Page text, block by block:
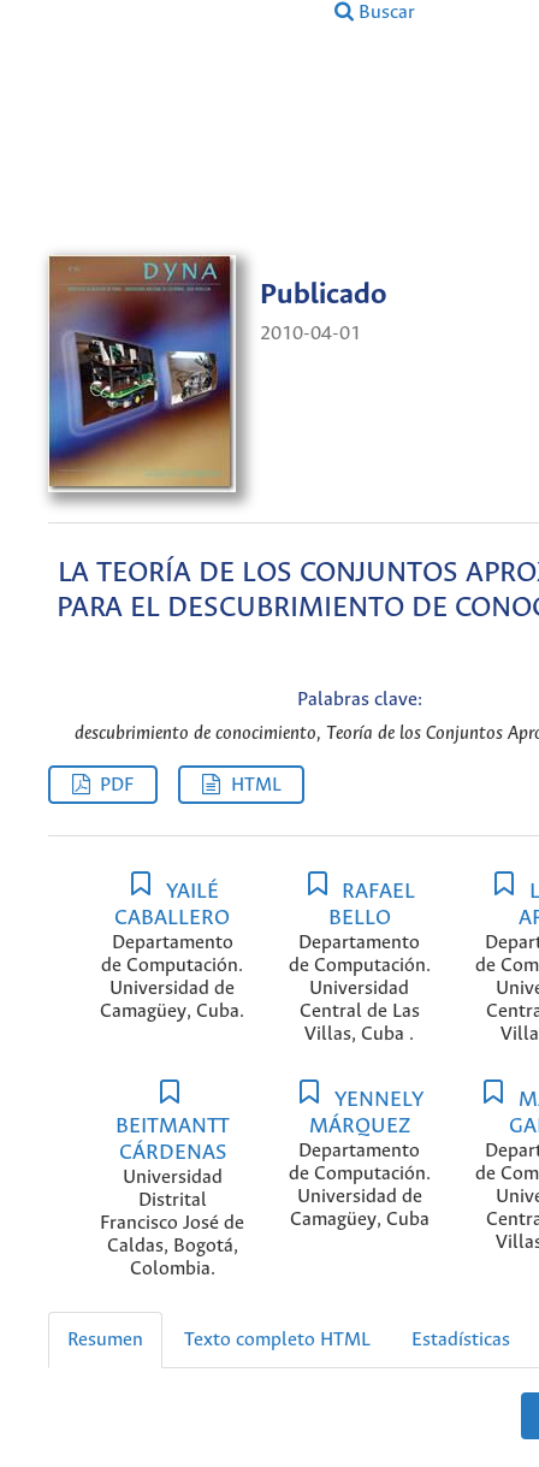
Buscar
Publicado
2010-04-01
LA TEORÍA DE LOS CONJUNTOS
PARA EL DESCUBRIMIENTO DE
Palabras clave:
descubrimiento de conocimiento, Teoría de los Conjuntos
PDF HTML
YAILÉ
CABALLERO
Departamento
de Computación.
Universidad de
Camagüey, Cuba.
RAFAEL
BELLO
Departamento
de Computación.
Universidad
Central de Las
Villas, Cuba .
de
BEITMANTT
CÁRDENAS
Universidad
Distrital
Francisco José de
Caldas, Bogotá,
Colombia.
YENNELY
MÁRQUEZ
Departamento
de Computación.
Universidad de
Camagüey, Cuba
de
Resumen Texto completo HTML Estadísticas